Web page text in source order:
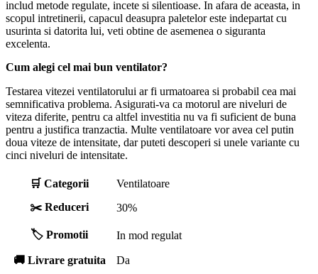
includ metode regulate, incete si silentioase. In afara de aceasta, in
scopul intretinerii, capacul deasupra paletelor este indepartat cu
usurinta si datorita lui, veti obtine de asemenea o siguranta
excelenta.
Cum alegi cel mai bun ventilator?
Testarea vitezei ventilatorului ar fi urmatoarea si probabil cea mai
semnificativa problema. Asigurati-va ca motorul are niveluri de
viteza diferite, pentru ca altfel investitia nu va fi suficient de buna
pentru a justifica tranzactia. Multe ventilatoare vor avea cel putin
doua viteze de intensitate, dar puteti descoperi si unele variante cu
cinci niveluri de intensitate.
🛒 Categorii
Ventilatoare
✂️ Reduceri
30%
🏷️ Promotii In mod regulat
🚚 Livrare gratuita
Da